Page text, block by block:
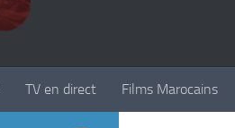
TV en direct Films Marocains